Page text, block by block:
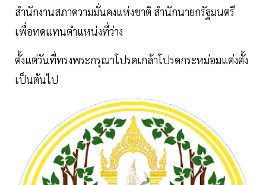
สำนักงานสภาความมั่นคงแห่งชาติ สำนักนายกรัฐมนตรี
เพื่อทดแทนตำแหน่งที่ว่าง
ตั้งแต่วันที่ทรงพระกรุณาโปรดเกล้าโปรดกระหม่อมแต่งตั้ง
เป็นต้นไป